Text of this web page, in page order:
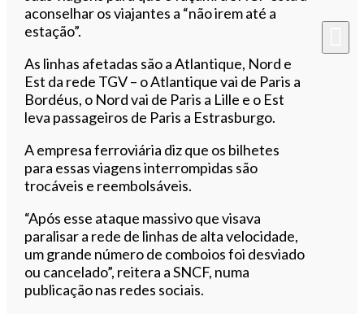
aconselhar os viajantes a “não irem até a
estação”.
As linhas afetadas são a Atlantique, Nord e
Est da rede TGV – o Atlantique vai de Paris a
Bordéus, o Nord vai de Paris a Lille e o Est
leva passageiros de Paris a Estrasburgo.
A empresa ferroviária diz que os bilhetes
para essas viagens interrompidas são
trocáveis ​​e reembolsáveis.
“Após esse ataque massivo que visava
paralisar a rede de linhas de alta velocidade,
um grande número de comboios foi desviado
ou cancelado”, reitera a SNCF, numa
publicação nas redes sociais.